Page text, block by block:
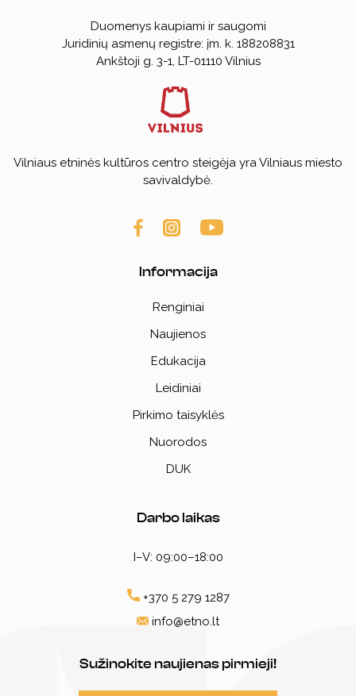
Duomenys kaupiami ir saugomi
Juridinių asmenų registre: įm. k. 188208831
Ankštoji g. 3-1, LT-01110 Vilnius
Vilniaus etninės kultūros centro steigėja yra Vilniaus miesto
savivaldybė.
Informacija
Renginiai
Naujienos
Edukacija
Leidiniai
Pirkimo taisyklės
Nuorodos
DUK
Darbo laikas
I–V: 09:00–18:00
+370 5 279 1287
info@etno.lt
Sužinokite naujienas pirmieji!